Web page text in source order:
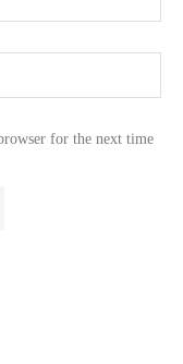
for the next time